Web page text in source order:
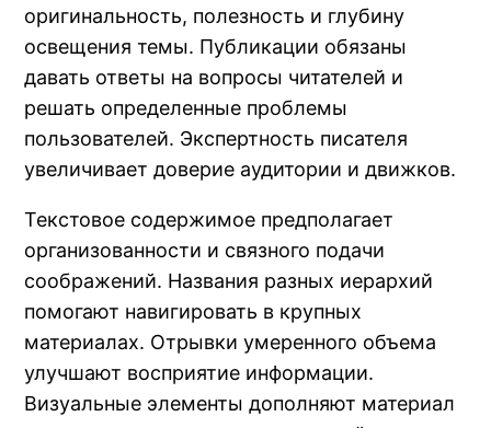
оригинальность, полезность и глубину
освещения темы. Публикации обязаны
давать ответы на вопросы читателей и
решать определенные проблемы
пользователей. Экспертность писателя
увеличивает доверие аудитории и движков.
Текстовое содержимое предполагает
организованности и связного подачи
соображений. Названия разных иерархий
помогают навигировать в крупных
материалах. Отрывки умеренного объема
улучшают восприятие информации.
Визуальные элементы дополняют материал